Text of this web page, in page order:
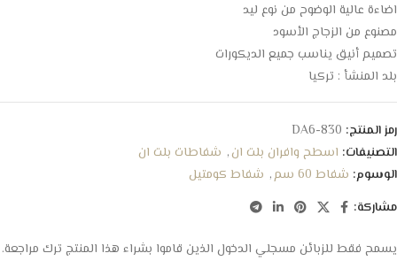
اضاءة عالية الوضوح من نوع ليد
مصنوع من الزجاج الأسود
تصميم أنيق يناسب جميع الديكورات
بلد المنشأ : تركيا
رمز المنتج: DA6-830
التصنيفات: اسطح وافران بلت ان, شفاطات بلت ان
الوسوم: شفاط 60 سم , شفاط كومتيل
مشاركة:
يسمح فقط للزبائن مسجلي الدخول الذين قاموا بشراء هذا المنتج ترك مراجعة.